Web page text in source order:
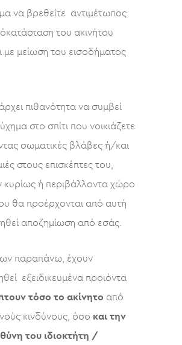
να βρεθείτε αντιμέτωπος
του ακινήτου
με μείωση του εισοδήματος
πιθανότητα να συμβεί
στο σπίτι που νοικιάζετε
σωματικές βλάβες ή/και
στους επισκέπτες του,
κυρίως ή περιβάλλοντα χώρο
θα προέρχονται από αυτή
αποζημίωση από εσάς.
παραπάνω, έχουν
εξειδικευμένα προιόντα
τόσο το ακίνητο από
κινδύνους, όσο και την
του ιδιοκτήτη /